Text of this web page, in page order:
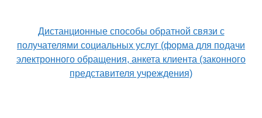
Дистанционные способы обратной связи с
получателями социальных услуг (форма для подачи
электронного обращения, анкета клиента (законного
представителя учреждения)